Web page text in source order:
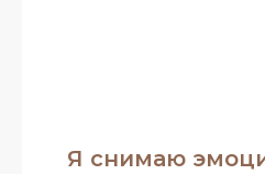
Я снимаю